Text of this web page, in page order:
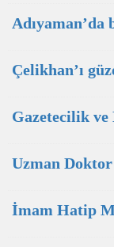
Adıyaman’da
Çelikhan’ı
Gazetecilik
Uzman Doktor
İmam Hatip